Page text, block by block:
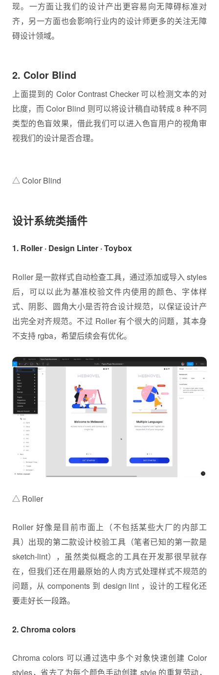
现。一方面让我们的设计产出更容易向无障碍标准对
齐，另一方面也会影响行业内的设计师更多的关注无障
碍设计领域。
2. Color Blind
上面提到的 Color Contrast Checker 可以检测文本的对
比度，而 Color Blind 则可以将设计稿自动转成 8 种不同
类型的色盲效果，借此我们可以进入色盲用户的视角审
视我们的设计是否合理。
△ Color Blind
设计系统类插件
1. Roller · Design Linter · Toybox
Roller 是一款样式自动检查工具，通过添加或导入 styles
后，可以以此为基准校验文件内使用的颜色、字体样
式、阴影、圆角大小是否符合设计规范，以保证设计产
出完全对齐规范。不过 Roller 有个很大的问题，其本身
不支持 rgba，希望后续会有优化。
△ Roller
Roller 好像是目前市面上（不包括某些大厂的内部工
具）出现的第二款设计校验工具（笔者已知的第一款是
sketch-lint），虽然类似概念的工具在开发那很早就存
在，但我们还在用最原始的人肉方式处理样式不规范的
问题，从 components 到 design lint ，设计的工程化还
要走好长一段路。
2. Chroma colors
Chroma colors 可以通过选中多个对象快速创建 Color
styles，省去了为每个颜色手动创建 style 的重复劳动，